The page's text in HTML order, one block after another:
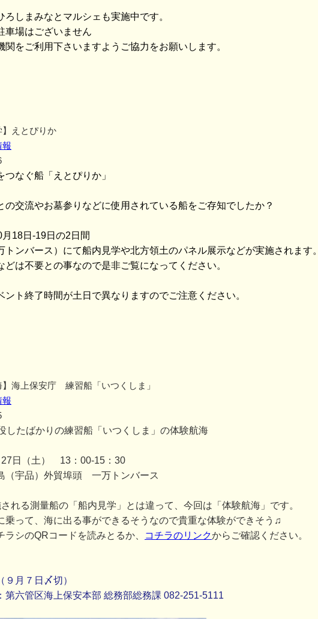
ろしまみなとマルシェも実施中です。
車場はございません
関をご利用下さいますようご協力をお願いします。
】えとぴりか
報
つなぐ船「えとぴりか」
の交流やお墓参りなどに使用されている船をご存知でしたか？
18日-19日の2日間
トンバース）にて船内見学や北方領土のパネル展示などが実施されます。
どは不要との事なので是非ご覧になってください。
ント終了時間が土日で異なりますのでご注意ください。
】海上保安庁 練習船「いつくしま」
報
したばかりの練習船「いつくしま」の体験航海
27日（土） 13：00-15：30
（宇品）外貿埠頭 一万トンバース
れる測量船の「船内見学」とは違って、今回は「体験航海」です。
乗って、海に出る事ができるそうなので貴重な体験ができそう♫
ラシのQRコードを読みとるか、
コチラのリンクからご確認ください。
月７日〆切）
第六管区海上保安本部 総務部総務課 082-251-5111